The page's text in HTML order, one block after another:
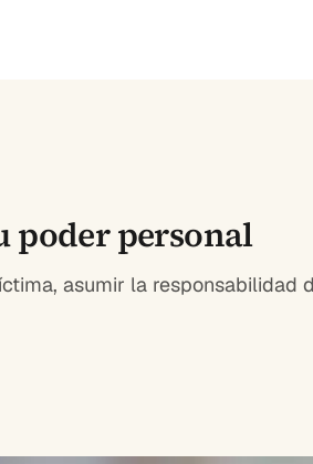
poder personal
asumir la responsabilidad